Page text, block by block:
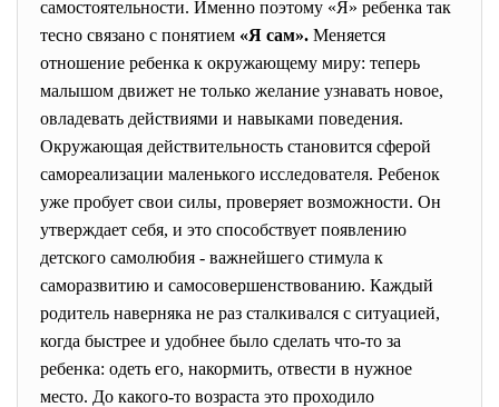
самостоятельности. Именно поэтому «Я» ребенка так
тесно связано с понятием «Я сам». Меняется
отношение ребенка к окружающему миру: теперь
малышом движет не только желание узнавать новое,
овладевать действиями и навыками поведения.
Окружающая действительность становится сферой
самореализации маленького исследователя. Ребенок
уже пробует свои силы, проверяет возможности. Он
утверждает себя, и это способствует появлению
детского самолюбия - важнейшего стимула к
саморазвитию и самосовершенствованию. Каждый
родитель наверняка не раз сталкивался с ситуацией,
когда быстрее и удобнее было сделать что-то за
ребенка: одеть его, накормить, отвести в нужное
место. До какого-то возраста это проходило